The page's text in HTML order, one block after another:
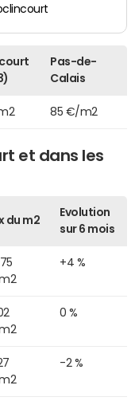
Pas-de-
Calais
85 €/m2
et dans les
du m2
Evolution
sur 6 mois
+4 %
0 %
-2 %